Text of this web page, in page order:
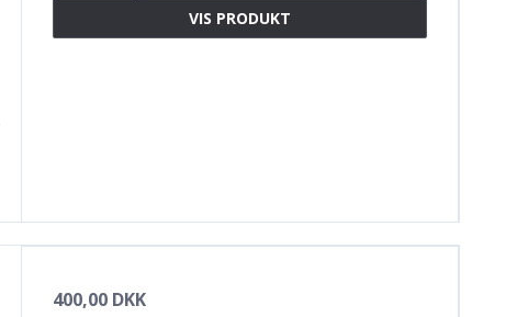
VIS PRODUKT
400,00 DKK